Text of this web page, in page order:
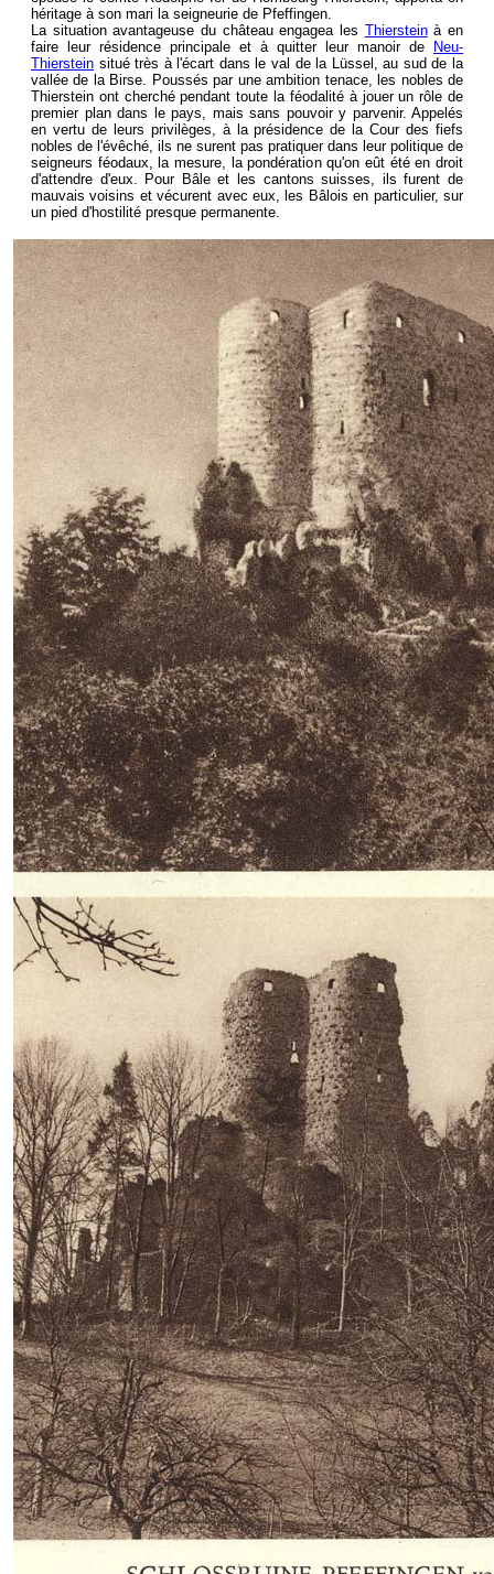
héritage à son mari la seigneurie de Pfeffingen.
La situation avantageuse du château engagea les Thiersteinà en
faire leur résidence principale et à quitter leur manoir de
Neu-
Thierstein situé très à l'écart dans le val de la Lüssel, au sud de la
vallée de la Birse. Poussés par une ambition tenace, les nobles de
Thierstein ont cherché pendant toute la féodalité à jouer un rôle de
premier plan dans le pays, mais sans pouvoir y parvenir. Appelés
en vertu de leurs privilèges, à la présidence de la Cour des fiefs
nobles de l'évêché, ils ne surent pas pratiquer dans leur politique de
seigneurs féodaux, la mesure, la pondération qu'on eût été en droit
d'attendre d'eux. Pour Bâle et les cantons suisses, ils furent de
mauvais voisins et vécurent avec eux, les Bâlois en particulier, sur
un pied d'hostilité presque permanente.